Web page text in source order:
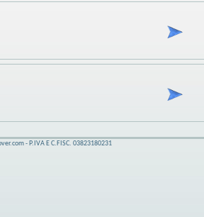
- P.IVA E C.FISC. 03823180231